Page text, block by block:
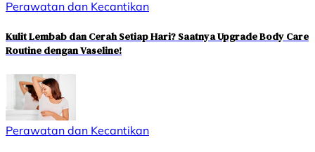
Perawatan dan Kecantikan
Kulit Lembab dan Cerah Setiap Hari? Saatnya Upgrade Body Care
Routine dengan Vaseline!
Perawatan dan Kecantikan